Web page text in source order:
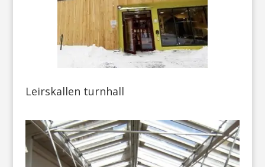
Leirskallen turnhall